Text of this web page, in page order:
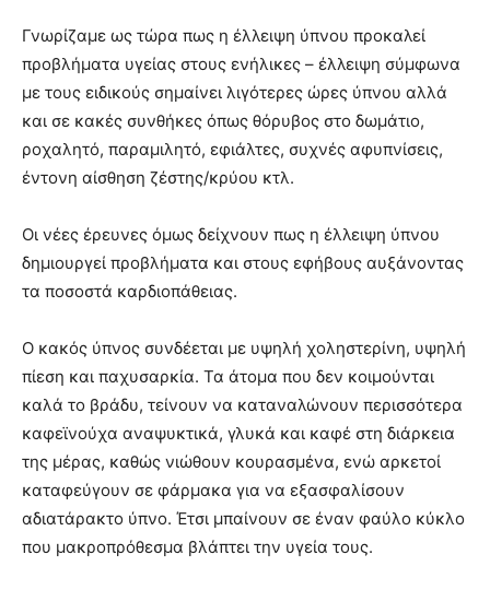
Γνωρίζαμε ως τώρα πως η έλλειψη ύπνου προκαλεί
προβλήματα υγείας στους ενήλικες – έλλειψη σύμφωνα
με τους ειδικούς σημαίνει λιγότερες ώρες ύπνου αλλά
και σε κακές συνθήκες όπως θόρυβος στο δωμάτιο,
ροχαλητό, παραμιλητό, εφιάλτες, συχνές αφυπνίσεις,
έντονη αίσθηση ζέστης/κρύου κτλ.
Οι νέες έρευνες όμως δείχνουν πως η έλλειψη ύπνου
δημιουργεί προβλήματα και στους εφήβους αυξάνοντας
τα ποσοστά καρδιοπάθειας.
Ο κακός ύπνος συνδέεται με υψηλή χοληστερίνη, υψηλή
πίεση και παχυσαρκία. Τα άτομα που δεν κοιμούνται
καλά το βράδυ, τείνουν να καταναλώνουν περισσότερα
καφεϊνούχα αναψυκτικά, γλυκά και καφέ στη διάρκεια
της μέρας, καθώς νιώθουν κουρασμένα, ενώ αρκετοί
καταφεύγουν σε φάρμακα για να εξασφαλίσουν
αδιατάρακτο ύπνο. Έτσι μπαίνουν σε έναν φαύλο κύκλο
που μακροπρόθεσμα βλάπτει την υγεία τους.